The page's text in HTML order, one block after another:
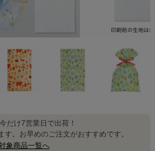
だけ7営業日で出荷！
。お早めのご注文がおすすめです。
象商品一覧へ